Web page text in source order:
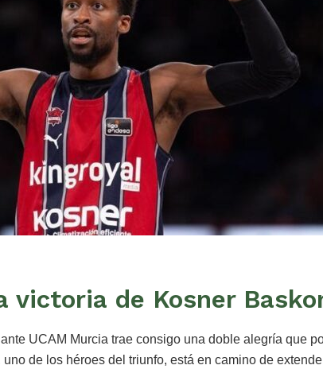
victoria de Kosner
UCAM Murcia trae consigo una doble alegría que
de los héroes del triunfo, está en camino de